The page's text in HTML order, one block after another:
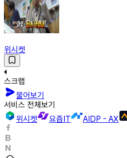
위시켓
스크랩
물어보기
서비스 전체보기
위시켓
요즘IT AIDP - AX